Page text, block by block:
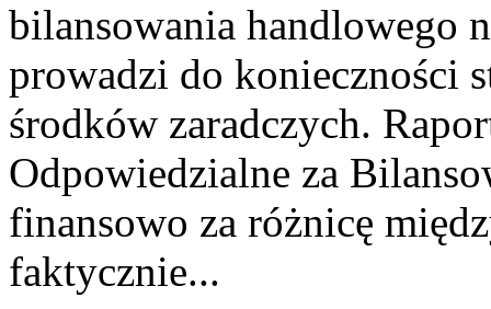
bilansowania handlowego
prowadzi do konieczności
środków zaradczych.
Odpowiedzialne za
finansowo za różnicę
faktycznie...